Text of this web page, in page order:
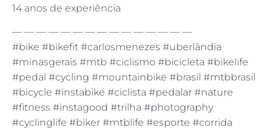
14 anos de experiência
— — — — — — — — — — — — — — —
#bike #bikefit #carlosmenezes #uberlândia
#minasgerais #mtb #ciclismo #bicicleta #bikelife
#pedal #cycling #mountainbike #brasil #mtbbrasil
#bicycle #instabike #ciclista #pedalar #nature
#fitness #instagood #trilha #photography
#cyclinglife #biker #mtblife #esporte #corrida